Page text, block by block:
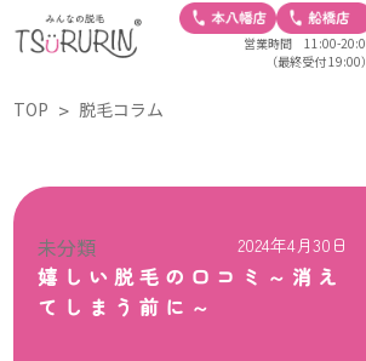
営業時間 11:00-
（最終受付 19:00）
TOP 脱毛コラム
未分類 2024年4月30日
嬉しい脱毛の口コミ～消え
てしまう前に～